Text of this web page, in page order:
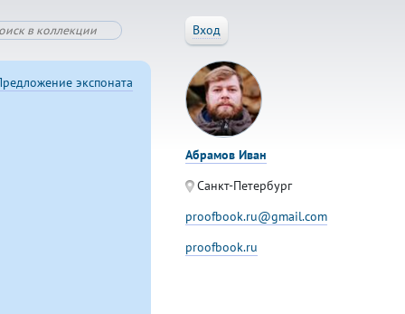
Вход
экспоната
Абрамов Иван
Санкт-Петербург
proofbook.ru@gmail.com
proofbook.ru